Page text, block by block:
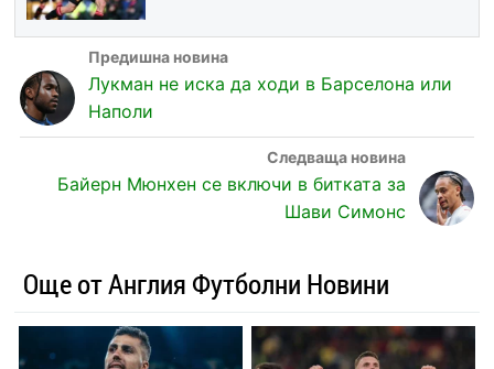
Лукман не иска да ходи в Барселона или
Наполи
Байерн Мюнхен се включи в битката за
Шави Симонс
Още от Англия Футболни Новини